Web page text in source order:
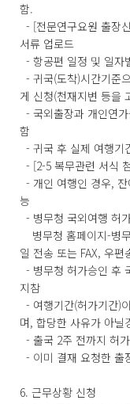
함.
- [전문연구요원 출장
서류 업로드
- 항공편 일정 및 일자
- 귀국(도착)시간기준
게 신청(천재지변 등을
- 국외출장과 개인연
함
- 귀국 후 실제 여행기
- [2-5 복무관련 서식
- 개인 여행인 경우,
능
- 병무청 국외여행 허
병무청 홈페이지-병
일 전송 또는 FAX, 우편
- 병무청 허가승인 후
지참
- 여행기간(허가기간)
며, 합당한 사유가 아닐
- 출국 2주 전까지 허
- 이미 결재 요청한 출
6. 근무상황 신청